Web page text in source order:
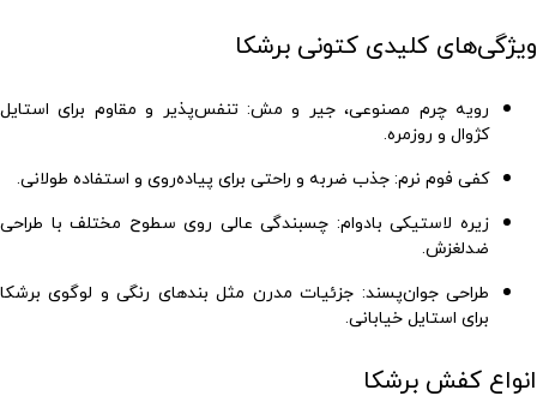
ویژگی‌های کلیدی کتونی برشکا
رویه چرم مصنوعی، جیر و مش: تنفس‌پذیر و مقاوم برای استایل
کژوال و روزمره.
کفی فوم نرم: جذب ضربه و راحتی برای پیاده‌روی و استفاده طولانی.
زیره لاستیکی بادوام: چسبندگی عالی روی سطوح مختلف با طراحی
ضدلغزش.
طراحی جوان‌پسند: جزئیات مدرن مثل بندهای رنگی و لوگوی برشکا
برای استایل خیابانی.
انواع کفش برشکا